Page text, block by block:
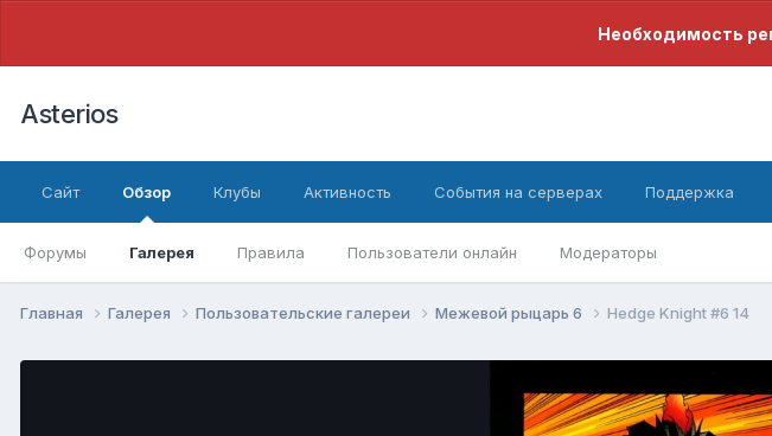
Необходимость
Asterios
Сайт Обзор
Форумы Галерея Правила Пользователи онлайн Модераторы
Клубы Активность События на серверах Поддержка
Главная Галерея Пользовательские галереи Межевой рыцарь 6 Hedge Knight #6 14